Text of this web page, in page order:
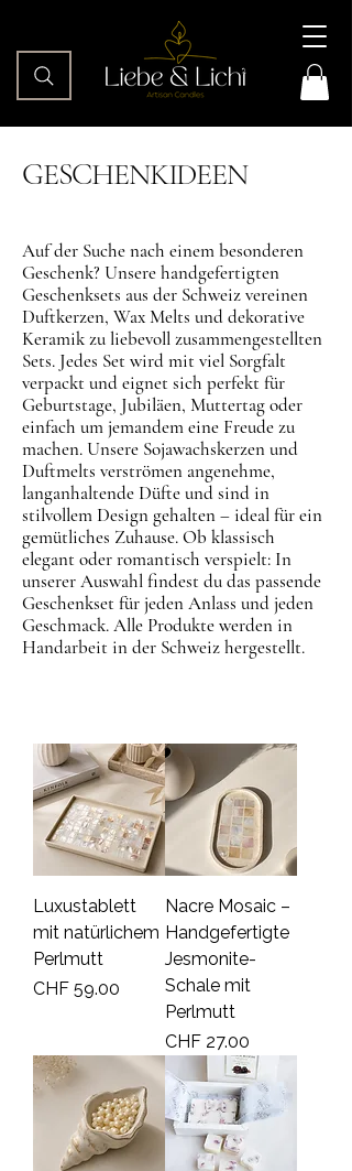
GESCHENKIDEEN
Auf der Suche nach einem besonderen
Geschenk? Unsere handgefertigten
Geschenksets aus der Schweiz vereinen
Duftkerzen, Wax Melts und dekorative
Keramik zu liebevoll zusammengestellten
Sets. Jedes Set wird mit viel Sorgfalt
verpackt und eignet sich perfekt für
Geburtstage, Jubiläen, Muttertag oder
einfach um jemandem eine Freude zu
machen. Unsere Sojawachskerzen und
Duftmelts verströmen angenehme,
langanhaltende Düfte und sind in
stilvollem Design gehalten – ideal für ein
gemütliches Zuhause. Ob klassisch
elegant oder romantisch verspielt: In
unserer Auswahl findest du das passende
Geschenkset für jeden Anlass und jeden
Geschmack. Alle Produkte werden in
Handarbeit in der Schweiz hergestellt.
Luxustablett
mit natürlichem
Perlmutt
Price
CHF 59.00
Nacre Mosaic –
Handgefertigte
Jesmonite-
Schale mit
Perlmutt
Price
CHF 27.00